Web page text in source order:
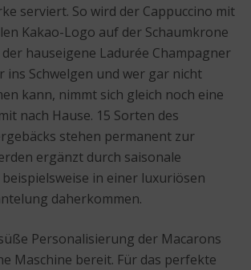
serviert. So wird der Cappuccino mit
Kakao-Logo auf der Schaumkrone
hauseigene Ladurée Champagner
ins Schwelgen und wer gar nicht
kann, nimmt sich gleich noch eine
nach Hause. 15 Sorten des
stehen permanent zur
ergänzt durch saisonale
in einer luxuriösen
daherkommen.
Personalisierung der Macarons
Maschine bereit. Für das perfekte